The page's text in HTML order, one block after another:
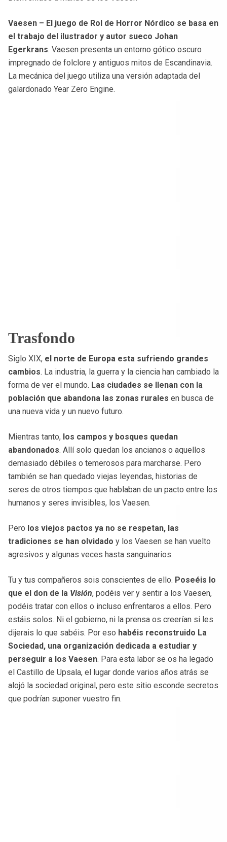
Vaesen – El juego de Rol de Horror Nórdico se basa en
el trabajo del ilustrador y autor sueco Johan
Egerkrans. Vaesen presenta un entorno gótico oscuro
impregnado de folclore y antiguos mitos de Escandinavia.
La mecánica del juego utiliza una versión adaptada del
galardonado Year Zero Engine.
Trasfondo
Siglo XIX, el norte de Europa esta sufriendo grandes
cambios. La industria, la guerra y la ciencia han cambiado la
forma de ver el mundo. Las ciudades se llenan con la
población que abandona las zonas rurales en busca de
una nueva vida y un nuevo futuro.
Mientras tanto, los campos y bosques quedan
abandonados. Allí solo quedan los ancianos o aquellos
demasiado débiles o temerosos para marcharse. Pero
también se han quedado viejas leyendas, historias de
seres de otros tiempos que hablaban de un pacto entre los
humanos y seres invisibles, los Vaesen.
Pero los viejos pactos ya no se respetan, las
tradiciones se han olvidado y los Vaesen se han vuelto
agresivos y algunas veces hasta sanguinarios.
Tu y tus compañeros sois conscientes de ello. Poseéis lo
que el don de la Visión, podéis ver y sentir a los Vaesen,
podéis tratar con ellos o incluso enfrentaros a ellos. Pero
estáis solos. Ni el gobierno, ni la prensa os creerían si les
dijerais lo que sabéis. Por eso habéis reconstruido La
Sociedad, una organización dedicada a estudiar y
perseguir a los Vaesen. Para esta labor se os ha legado
el Castillo de Upsala, el lugar donde varios años atrás se
alojó la sociedad original, pero este sitio esconde secretos
que podrían suponer vuestro fin.